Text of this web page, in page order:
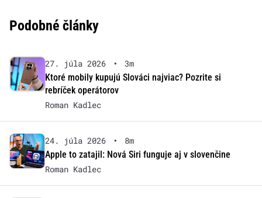
Podobné články
27. júla 2026 •
3m
Ktoré mobily kupujú Slováci najviac? Pozrite si
rebríček operátorov
Roman Kadlec
24. júla 2026 •
8m
Apple to zatajil: Nová Siri funguje aj v slovenčine
Roman Kadlec